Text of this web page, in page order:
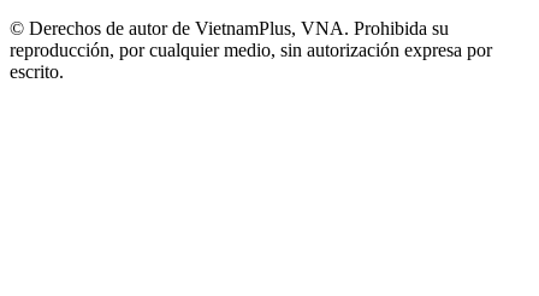
© Derechos de autor de VietnamPlus, VNA. Prohibida su
reproducción, por cualquier medio, sin autorización expresa por
escrito.